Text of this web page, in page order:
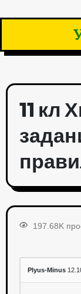
11 кл
197.68K
Plyus-Minus